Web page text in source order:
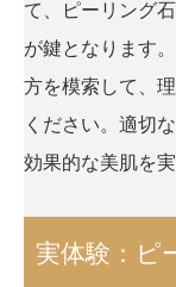
て、ピーリング
が鍵となります
方を模索して、
ください。適切
効果的な美肌を
実体験：ピ